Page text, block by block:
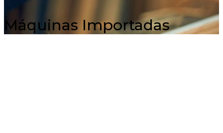
Máquinas Importadas